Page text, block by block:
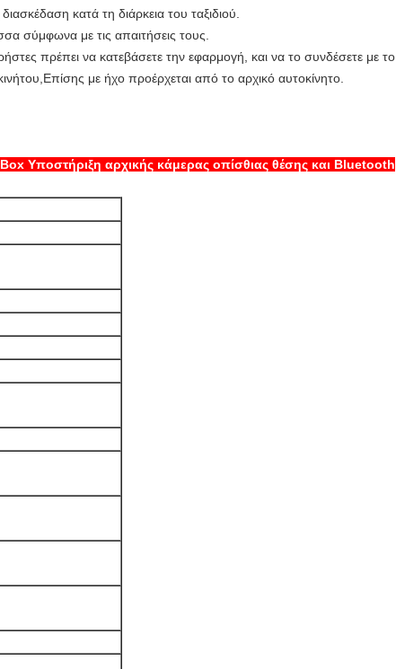
κατά τη διάρκεια του ταξιδιού.
σύμφωνα με τις απαιτήσεις τους.
πρέπει να κατεβάσετε την εφαρμογή, και να το συνδέσετε με το
με ήχο προέρχεται από το αρχικό αυτοκίνητο.
Υποστήριξη αρχικής κάμερας οπίσθιας θέσης και Bluetooth